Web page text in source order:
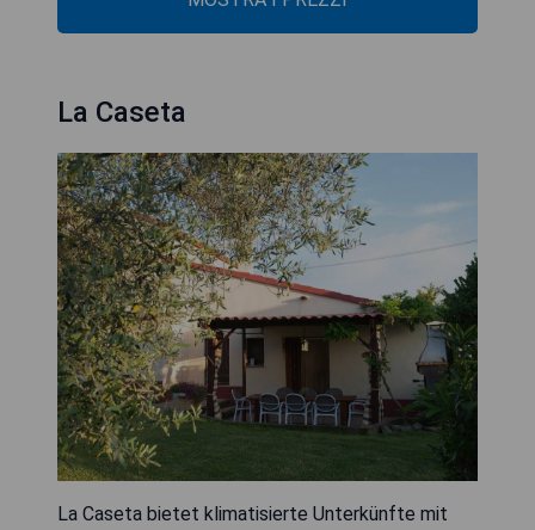
La Caseta
La Caseta bietet klimatisierte Unterkünfte mit